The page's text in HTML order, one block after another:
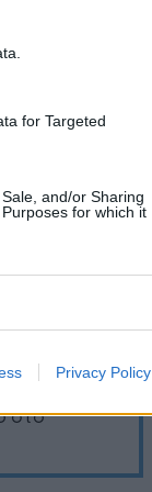
for Targeted
and/or Sharing
for which it
Privacy Policy
την τελική
στη χώρα
ως
στο
από την
στο